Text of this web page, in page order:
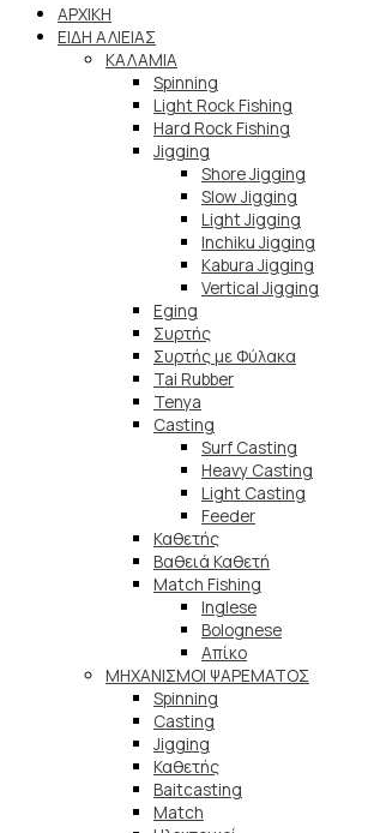
ΑΡΧΙΚΗ
ΕΙΔΗ ΑΛΙΕΙΑΣ
ΚΑΛΑΜΙΑ
Spinning
Light Rock Fishing
Hard Rock Fishing
Jigging
Shore Jigging
Slow Jigging
Light Jigging
Inchiku Jigging
Kabura Jigging
Vertical Jigging
Eging
Συρτής
Συρτής με Φύλακα
Tai Rubber
Tenya
Casting
Surf Casting
Heavy Casting
Light Casting
Feeder
Καθετής
Βαθειά Καθετή
Match Fishing
Inglese
Bolognese
Απίκο
ΜΗΧΑΝΙΣΜΟΙ ΨΑΡΕΜΑΤΟΣ
Spinning
Casting
Jigging
Καθετής
Baitcasting
Match